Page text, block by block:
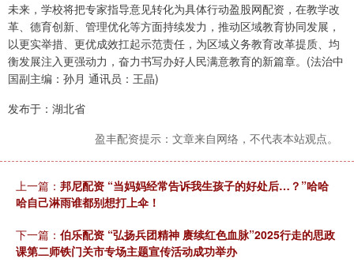
未来，学校将把专家指导意见转化为具体行动盈股网配资，在教学改
革、德育创新、管理优化等方面持续发力，推动区域教育协同发展，
以更实举措、更优成效扛起示范责任，为区域义务教育改革提质、均
衡发展注入更强动力，奋力书写办好人民满意教育的新篇章。(法治中
国副主编：孙月 通讯员：王晶)
发布于：湖北省
盈丰配资提示：文章来自网络，不代表本站观点。
上一篇： 邦尼配资 “当妈妈经常告诉我生孩子的好处后…？”哈哈
哈自己淋雨谁都别想打上伞！
下一篇： 伯乐配资 “弘扬兵团精神 赓续红色血脉”2025行走的思政
课第二师铁门关市专场主题宣传活动成功举办